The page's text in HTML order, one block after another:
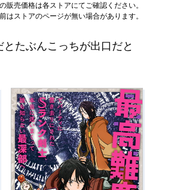
売価格は各ストアにてご確認ください。
ストアのページが無い場合があります。
たぶんこっちが出口だと